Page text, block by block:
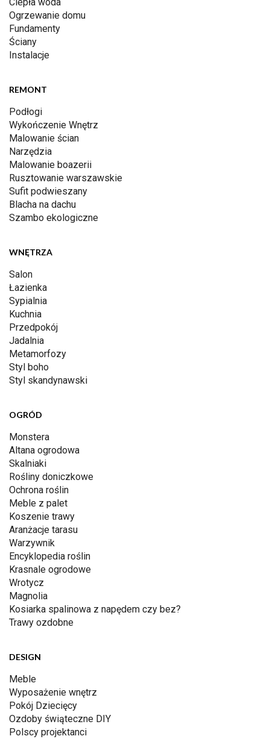
Ciepła woda
Ogrzewanie domu
Fundamenty
Ściany
Instalacje
REMONT
Podłogi
Wykończenie Wnętrz
Malowanie ścian
Narzędzia
Malowanie boazerii
Rusztowanie warszawskie
Sufit podwieszany
Blacha na dachu
Szambo ekologiczne
WNĘTRZA
Salon
Łazienka
Sypialnia
Kuchnia
Przedpokój
Jadalnia
Metamorfozy
Styl boho
Styl skandynawski
OGRÓD
Monstera
Altana ogrodowa
Skalniaki
Rośliny doniczkowe
Ochrona roślin
Meble z palet
Koszenie trawy
Aranżacje tarasu
Warzywnik
Encyklopedia roślin
Krasnale ogrodowe
Wrotycz
Magnolia
Kosiarka spalinowa z napędem czy bez?
Trawy ozdobne
DESIGN
Meble
Wyposażenie wnętrz
Pokój Dziecięcy
Ozdoby świąteczne DIY
Polscy projektanci